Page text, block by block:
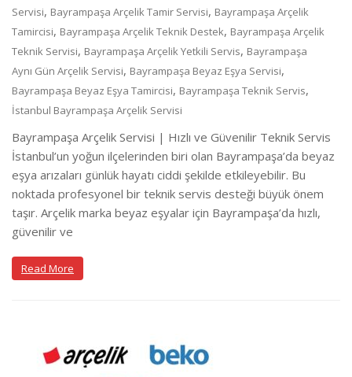
Servisi, Bayrampaşa Arçelik Tamir Servisi, Bayrampaşa Arçelik
Tamircisi, Bayrampaşa Arçelik Teknik Destek, Bayrampaşa Arçelik
Teknik Servisi, Bayrampaşa Arçelik Yetkili Servis, Bayrampaşa
Aynı Gün Arçelik Servisi, Bayrampaşa Beyaz Eşya Servisi,
Bayrampaşa Beyaz Eşya Tamircisi, Bayrampaşa Teknik Servis,
İstanbul Bayrampaşa Arçelik Servisi
Bayrampaşa Arçelik Servisi | Hızlı ve Güvenilir Teknik Servis
İstanbul’un yoğun ilçelerinden biri olan Bayrampaşa’da beyaz
eşya arızaları günlük hayatı ciddi şekilde etkileyebilir. Bu
noktada profesyonel bir teknik servis desteği büyük önem
taşır. Arçelik marka beyaz eşyalar için Bayrampaşa’da hızlı,
güvenilir ve
Read More